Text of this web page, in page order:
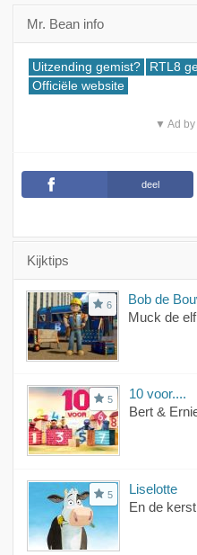
Mr. Bean info
Uitzending gemist? RTL8
Officiële website
▼ Ad by
deel
Kijktips
6
Bob de
Muck de elf
5
10 voor....
Bert &
5
Liselotte
En de